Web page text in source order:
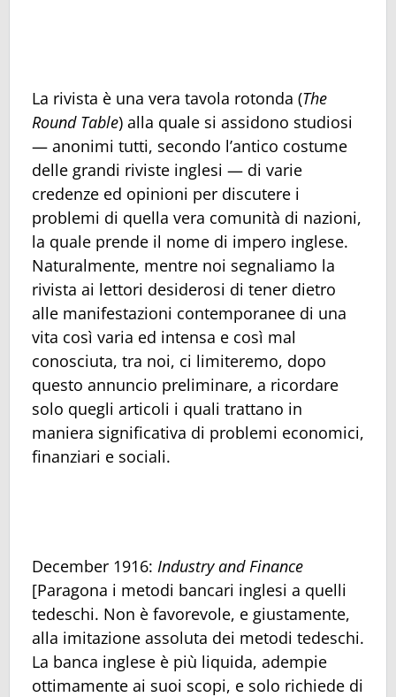
La rivista è una vera tavola rotonda (The
Round Table) alla quale si assidono studiosi
— anonimi tutti, secondo l’antico costume
delle grandi riviste inglesi — di varie
credenze ed opinioni per discutere i
problemi di quella vera comunità di nazioni,
la quale prende il nome di impero inglese.
Naturalmente, mentre noi segnaliamo la
rivista ai lettori desiderosi di tener dietro
alle manifestazioni contemporanee di una
vita così varia ed intensa e così mal
conosciuta, tra noi, ci limiteremo, dopo
questo annuncio preliminare, a ricordare
solo quegli articoli i quali trattano in
maniera significativa di problemi economici,
finanziari e sociali.
December 1916: Industry and Finance
[Paragona i metodi bancari inglesi a quelli
tedeschi. Non è favorevole, e giustamente,
alla imitazione assoluta dei metodi tedeschi.
La banca inglese è più liquida, adempie
ottimamente ai suoi scopi, e solo richiede di